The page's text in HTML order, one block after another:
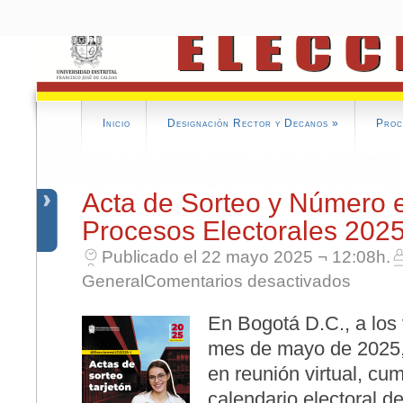
Inicio Designación Rector y Decanos »
Acta de Sorteo y Número
Procesos Electorales
Publicado el 22 mayo 2025 ¬ 12:08h.
General Comentarios desactivados
En Bogotá D.C., a
mes de mayo de
en reunión virtual,